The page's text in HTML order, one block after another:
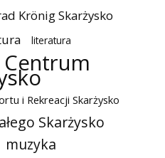
Krönig Skarżysko
literatura
Centrum
i Rekreacji Skarżysko
Skarżysko
muzyka